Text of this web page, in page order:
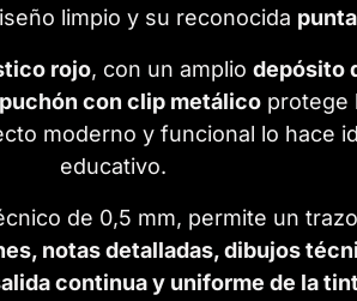
limpio y su reconocida
rojo, con un amplio depósito
con clip metálico protege
moderno y funcional lo hace
educativo.
de 0,5 mm, permite un
notas detalladas, dibujos
continua y uniforme de la